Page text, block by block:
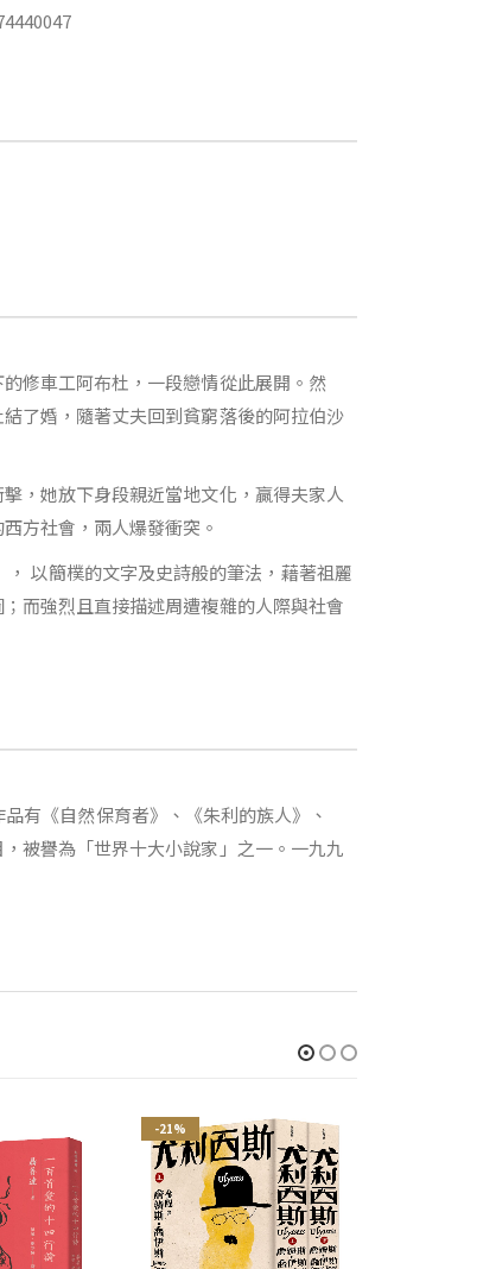
修車工阿布杜，一段戀情從此展開。然
了婚，隨著丈夫回到貧窮落後的阿拉伯沙
，她放下身段親近當地文化，贏得夫家人
方社會，兩人爆發衝突。
以簡樸的文字及史詩般的筆法，藉著祖麗
而強烈且直接描述周遭複雜的人際與社會
有《自然保育者》、《朱利的族人》、
被譽為「世界十大小說家」之一。一九九
-21%